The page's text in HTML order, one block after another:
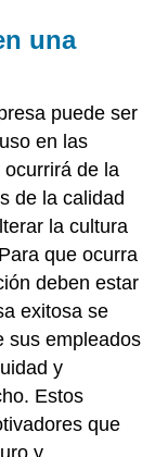
una
puede ser
en las
de la
de la calidad
la cultura
que ocurra
deben estar
exitosa se
sus empleados
y
Estos
que